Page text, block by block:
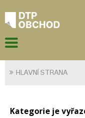
HLAVNÍ STRANA
Kategorie je